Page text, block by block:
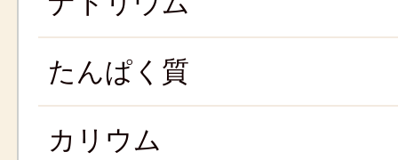
たんぱく質
カリウム